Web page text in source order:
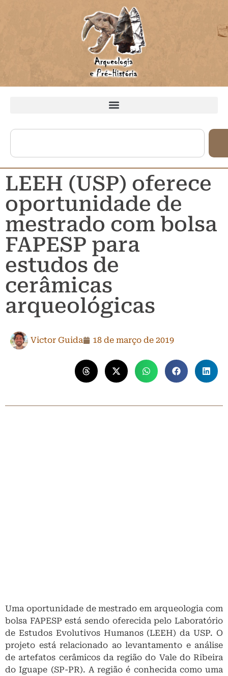
LEEH (USP) oferece
oportunidade de
mestrado com bolsa
FAPESP para
estudos de
cerâmicas
arqueológicas
Victor Guida 18 de março de 2019
Uma oportunidade de mestrado em arqueologia com
bolsa FAPESP está sendo oferecida pelo Laboratório
de Estudos Evolutivos Humanos (LEEH) da USP. O
projeto está relacionado ao levantamento e análise
de artefatos cerâmicos da região do Vale do Ribeira
do Iguape (SP-PR). A região é conhecida como uma